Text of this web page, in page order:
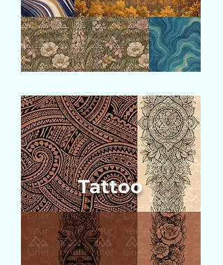
Tattoo